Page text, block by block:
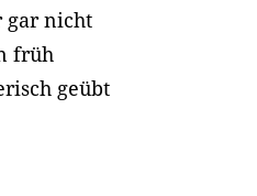
gar nicht
früh
geübt